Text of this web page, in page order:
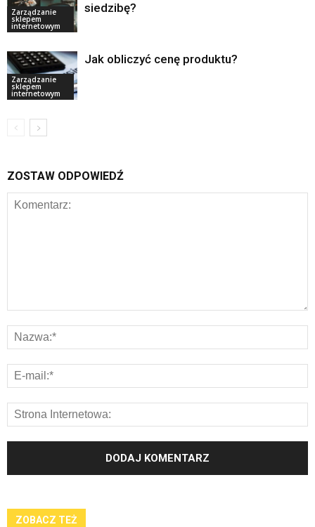
Zarządzanie
sklepem
internetowym
siedzibę?
Zarządzanie
sklepem
internetowym
Jak obliczyć cenę produktu?
ZOSTAW ODPOWIEDŹ
ZOBACZ TEŻ